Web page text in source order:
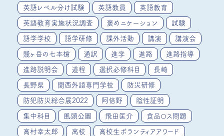
英語レベル分け試験 英語教員 英語教育
英語教育実施状況調査 褒めニケーション 試験
語学学校 語学研修 課外活動 講演 講演会
賤ヶ岳の七本槍 通訳 進学 進路 進路指導
進路説明会 道程 選択必修科目 長崎
長野県 関西外語専門学校 防災研修
防犯防災総合展2022 阿倍野 陰性証明
集中科目 風頭公園 飛田匡介 食品ロス問題
高村幸太郎 高校 高校生ボランティアアワード